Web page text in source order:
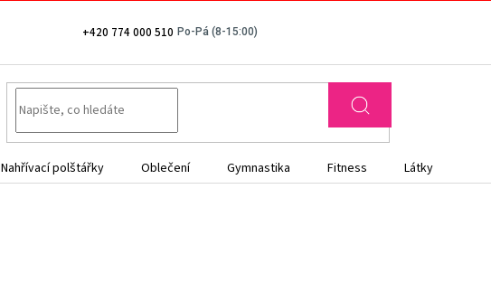
+420 774 000 510
Nahřívací polštářky Oblečení Gymnastika Fitness
Látky